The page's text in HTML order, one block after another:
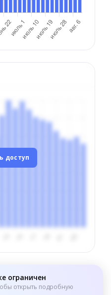
доступ
ограничен
открыть подробную